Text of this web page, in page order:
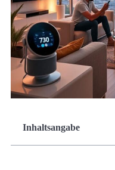
Inhaltsangabe